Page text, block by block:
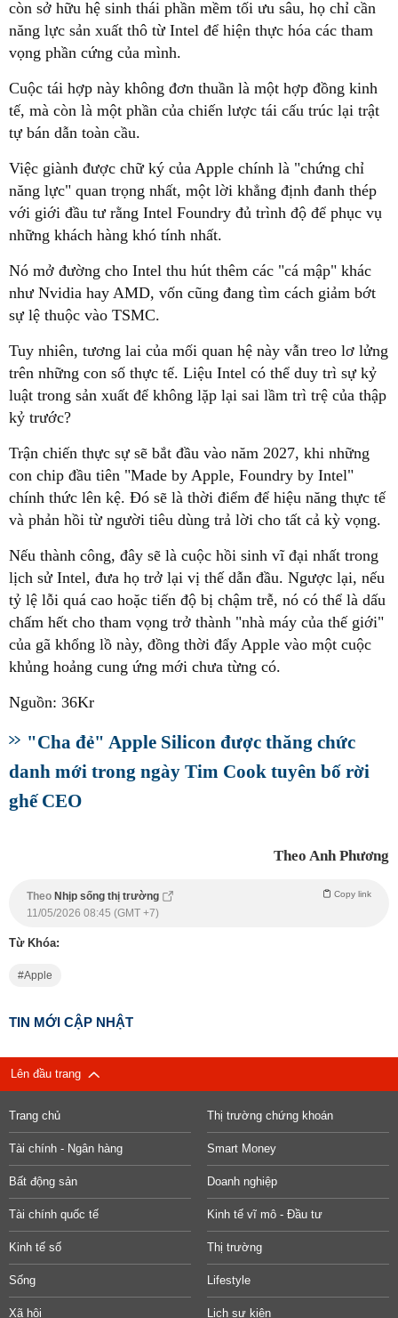
còn sở hữu hệ sinh thái phần mềm tối ưu sâu, họ chỉ cần
năng lực sản xuất thô từ Intel để hiện thực hóa các tham
vọng phần cứng của mình.
Cuộc tái hợp này không đơn thuần là một hợp đồng kinh
tế, mà còn là một phần của chiến lược tái cấu trúc lại trật
tự bán dẫn toàn cầu.
Việc giành được chữ ký của Apple chính là "chứng chỉ
năng lực" quan trọng nhất, một lời khẳng định đanh thép
với giới đầu tư rằng Intel Foundry đủ trình độ để phục vụ
những khách hàng khó tính nhất.
Nó mở đường cho Intel thu hút thêm các "cá mập" khác
như Nvidia hay AMD, vốn cũng đang tìm cách giảm bớt
sự lệ thuộc vào TSMC.
Tuy nhiên, tương lai của mối quan hệ này vẫn treo lơ lửng
trên những con số thực tế. Liệu Intel có thể duy trì sự kỷ
luật trong sản xuất để không lặp lại sai lầm trì trệ của thập
kỷ trước?
Trận chiến thực sự sẽ bắt đầu vào năm 2027, khi những
con chip đầu tiên "Made by Apple, Foundry by Intel"
chính thức lên kệ. Đó sẽ là thời điểm để hiệu năng thực tế
và phản hồi từ người tiêu dùng trả lời cho tất cả kỳ vọng.
Nếu thành công, đây sẽ là cuộc hồi sinh vĩ đại nhất trong
lịch sử Intel, đưa họ trở lại vị thế dẫn đầu. Ngược lại, nếu
tỷ lệ lỗi quá cao hoặc tiến độ bị chậm trễ, nó có thể là dấu
chấm hết cho tham vọng trở thành "nhà máy của thế giới"
của gã khổng lồ này, đồng thời đẩy Apple vào một cuộc
khủng hoảng cung ứng mới chưa từng có.
Nguồn: 36Kr
"Cha đẻ" Apple Silicon được thăng chức
danh mới trong ngày Tim Cook tuyên bố rời
ghế CEO
Theo Anh Phương
Theo Nhịp sống thị trường Copy link
11/05/2026 08:45 (GMT +7)
Từ Khóa:
Apple
TIN MỚI CẬP NHẬT
Lên đầu trang
Trang chủ Thị trường chứng khoán
Tài chính - Ngân hàng Smart Money
Bất động sản Doanh nghiệp
Tài chính quốc tế Kinh tế vĩ mô - Đầu tư
Kinh tế số Thị trường
Sống Lifestyle
Xã hội Lịch sự kiện